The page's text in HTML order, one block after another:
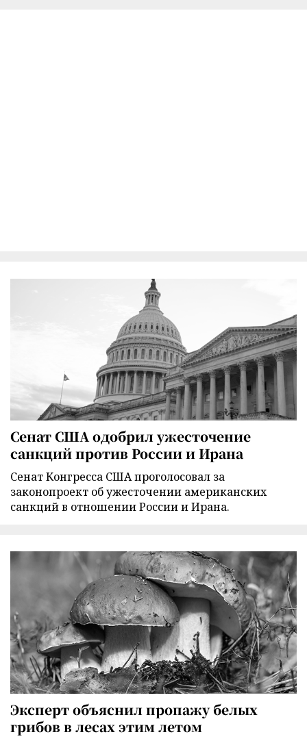
Сенат США одобрил ужесточение
санкций против России и Ирана
Сенат Конгресса США проголосовал за
законопроект об ужесточении американских
санкций в отношении России и Ирана.
Эксперт объяснил пропажу белых
грибов в лесах этим летом